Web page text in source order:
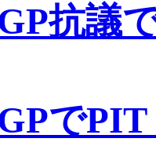
抗議
でPIT